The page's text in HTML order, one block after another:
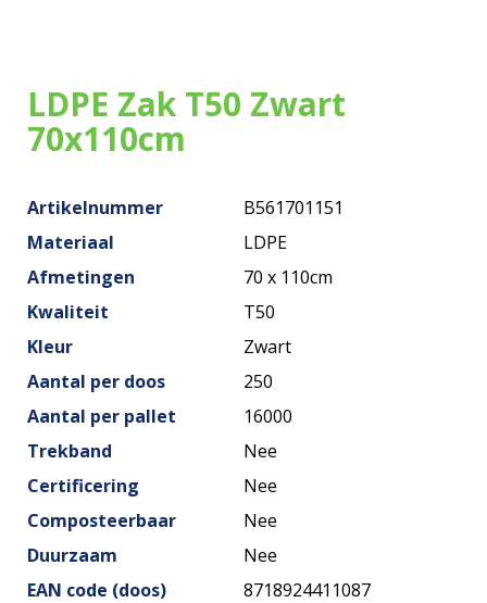
Nieuws
LDPE Zak T50 Zwart
70x110cm
Artikelnummer
B561701151
Materiaal
LDPE
Afmetingen
70 x 110cm
Kwaliteit
T50
Kleur
Zwart
Aantal per doos
250
Aantal per pallet
16000
Trekband
Nee
Certificering
Nee
Composteerbaar
Nee
Duurzaam
Nee
EAN code (doos)
8718924411087